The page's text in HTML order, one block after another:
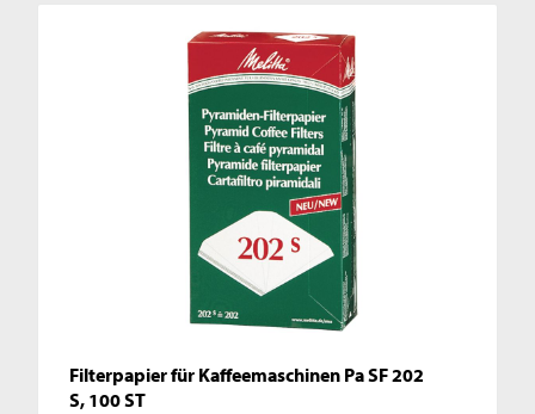
Filterpapier für Kaffeemaschinen Pa SF 202
S, 100 ST